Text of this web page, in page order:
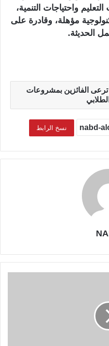
واحتياجات التنمية،
مؤهلة، وقادرة على
الحديثة.
ترعى الفائزين بمشروعات
الطلابي
نسخ الرابط